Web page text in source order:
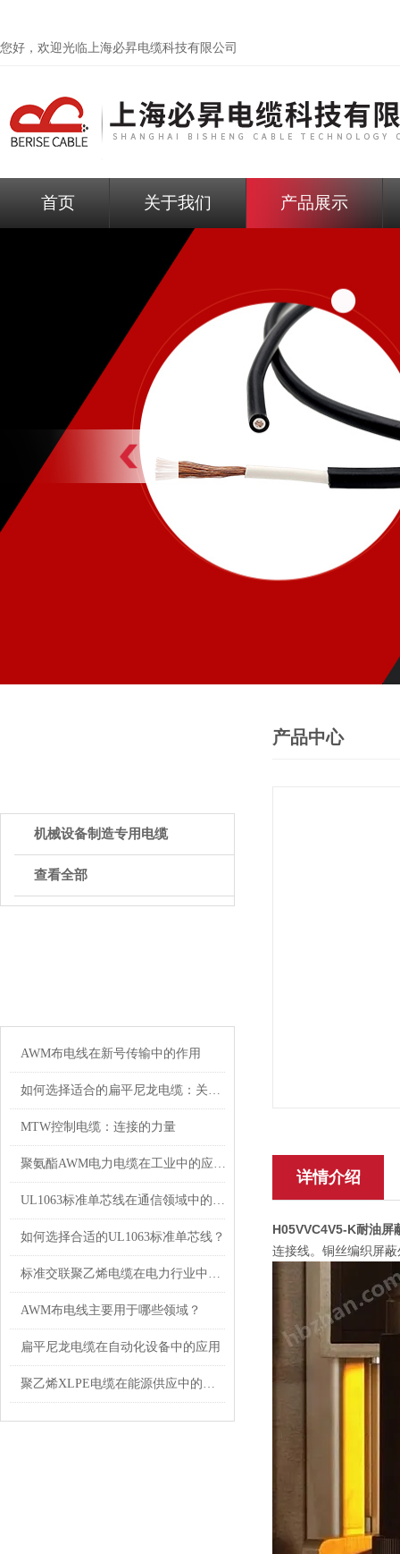
您好，欢迎光临上海必昇电缆科技有限公司
首页 关于我们 产品展示
机械设备制造专用电缆
查看全部
AWM布电线在新号传输中的作用
如何选择适合的扁平尼龙电缆：关键因素与建议
MTW控制电缆：连接的力量
聚氨酯AWM电力电缆在工业中的应用与影响
UL1063标准单芯线在通信领域中的应用
如何选择合适的UL1063标准单芯线？
标准交联聚乙烯电缆在电力行业中的应用
AWM布电线主要用于哪些领域？
扁平尼龙电缆在自动化设备中的应用
聚乙烯XLPE电缆在能源供应中的应用
产品中心
详情介绍
H05VVC4V5-K耐油屏
连接线。铜丝编织屏